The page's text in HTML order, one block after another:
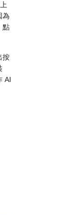
為
點
按
AI